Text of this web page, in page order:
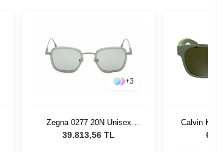
+3
Zegna 0277 20N Unisex
Güneş Gözlüğü
39.813,56 TL
Calvin
309